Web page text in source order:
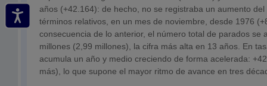
años (+42.164): de hecho, no se registraba un aumento
términos relativos, en un mes de noviembre, desde 1976
consecuencia de lo anterior, el número total de parados se
millones (2,99 millones), la cifra más alta en 13 años. En
acumula un año y medio creciendo de forma acelerada:
más), lo que supone el mayor ritmo de avance en tres